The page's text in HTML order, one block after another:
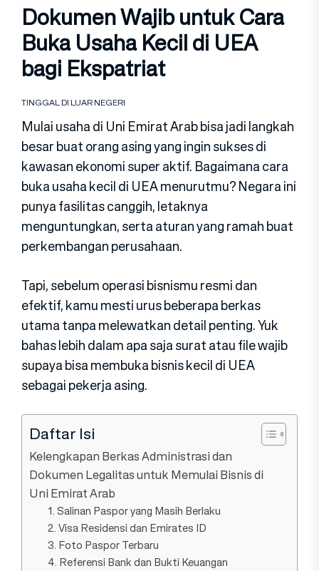
Dokumen Wajib untuk Cara
Buka Usaha Kecil di UEA
bagi Ekspatriat
TINGGAL DI LUAR NEGERI
Mulai usaha di Uni Emirat Arab bisa jadi langkah
besar buat orang asing yang ingin sukses di
kawasan ekonomi super aktif. Bagaimana cara
buka usaha kecil di UEA menurutmu? Negara ini
punya fasilitas canggih, letaknya
menguntungkan, serta aturan yang ramah buat
perkembangan perusahaan.
Tapi, sebelum operasi bisnismu resmi dan
efektif, kamu mesti urus beberapa berkas
utama tanpa melewatkan detail penting. Yuk
bahas lebih dalam apa saja surat atau file wajib
supaya bisa membuka bisnis kecil di UEA
sebagai pekerja asing.
Daftar Isi
Kelengkapan Berkas Administrasi dan
Dokumen Legalitas untuk Memulai Bisnis di
Uni Emirat Arab
1. Salinan Paspor yang Masih Berlaku
2. Visa Residensi dan Emirates ID
3. Foto Paspor Terbaru
4. Referensi Bank dan Bukti Keuangan